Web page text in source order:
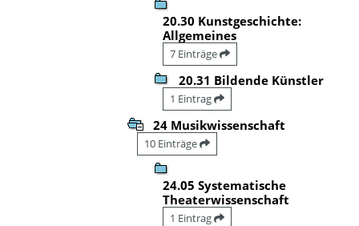
20.30 Kunstgeschichte:
Allgemeines
7 Einträge
20.31 Bildende Künstler
1 Eintrag
24 Musikwissenschaft
10 Einträge
24.05 Systematische
Theaterwissenschaft
1 Eintrag